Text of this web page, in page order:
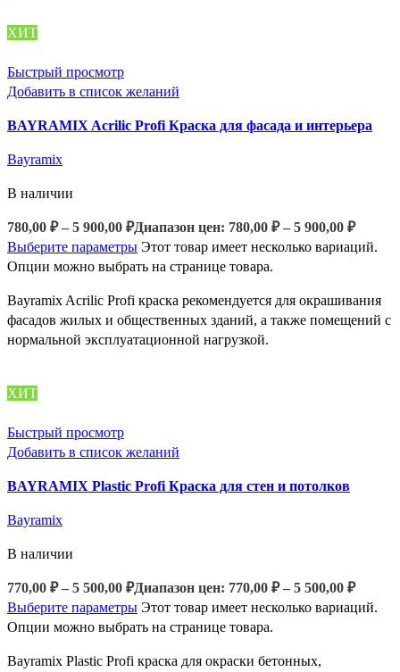
ХИТ
Быстрый просмотр
Добавить в список желаний
BAYRAMIX Acrilic Profi Краска для фасада и интерьера
Bayramix
В наличии
780,00 ₽ – 5 900,00 ₽Диапазон цен: 780,00 ₽ – 5 900,00 ₽
Выберите параметры Этот товар имеет несколько вариаций.
Опции можно выбрать на странице товара.
Bayramix Acrilic Profi краска рекомендуется для окрашивания
фасадов жилых и общественных зданий, а также помещений с
нормальной эксплуатационной нагрузкой.
ХИТ
Быстрый просмотр
Добавить в список желаний
BAYRAMIX Plastic Profi Краска для стен и потолков
Bayramix
В наличии
770,00 ₽ – 5 500,00 ₽Диапазон цен: 770,00 ₽ – 5 500,00 ₽
Выберите параметры Этот товар имеет несколько вариаций.
Опции можно выбрать на странице товара.
Bayramix Plastic Profi краска для окраски бетонных,